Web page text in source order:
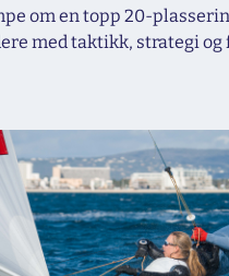
om en topp 20-
med taktikk, strategi og